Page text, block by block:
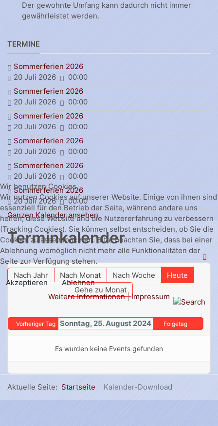
Der gewohnte Umfang kann dadurch nicht immer
gewährleistet werden.
TERMINE
Sommerferien 2026
20 Juli 2026
00:00
Sommerferien 2026
20 Juli 2026
00:00
Sommerferien 2026
20 Juli 2026
00:00
Sommerferien 2026
20 Juli 2026
00:00
Sommerferien 2026
20 Juli 2026
00:00
Sommerferien 2026
20 Juli 2026
00:00
Ganzen Kalender ansehen
Terminkalender
Nach Jahr Nach Monat Nach Woche
Heute
Gehe zu Monat
Vorheriger Tag Sonntag, 25. August 2024 Folgetag
Es wurden keine Events gefunden
Aktuelle Seite: Startseite Kalender-Download
Wir benutzen Cookies
Wir nutzen Cookies auf unserer Website. Einige von ihnen sind
essenziell für den Betrieb der Seite, während andere uns
helfen, diese Website und die Nutzererfahrung zu verbessern
(Tracking Cookies). Sie können selbst entscheiden, ob Sie die
Cookies zulassen möchten. Bitte beachten Sie, dass bei einer
Ablehnung womöglich nicht mehr alle Funktionalitäten der
Seite zur Verfügung stehen.
Akzeptieren
Ablehnen
Weitere Informationen|Impressum